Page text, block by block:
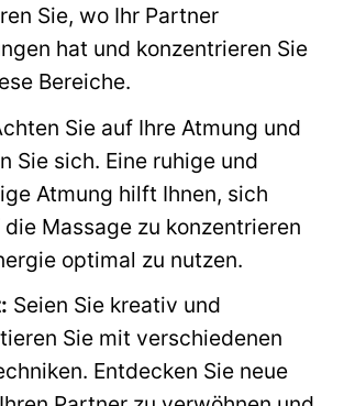
Sie, wo Ihr Partner
hat und konzentrieren Sie
Bereiche.
Sie auf Ihre Atmung und
Sie sich. Eine ruhige und
Atmung hilft Ihnen, sich
Massage zu konzentrieren
optimal zu nutzen.
Seien Sie kreativ und
Sie mit verschiedenen
Entdecken Sie neue